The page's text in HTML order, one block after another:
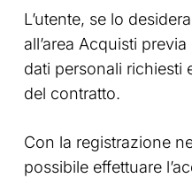
L’utente, se lo
all’area Acquisti
dati personali richiesti
del contratto.
Con la registrazione
possibile effettuare